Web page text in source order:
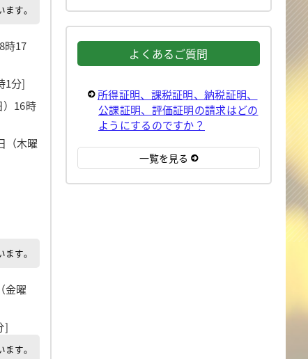
す。
時17
1分]
）16時
（木曜
す。
金曜
]
す。
よくあるご質問
所得証明、課税証明、納税証明、
公課証明、評価証明の請求はどの
ようにするのですか？
一覧を見る